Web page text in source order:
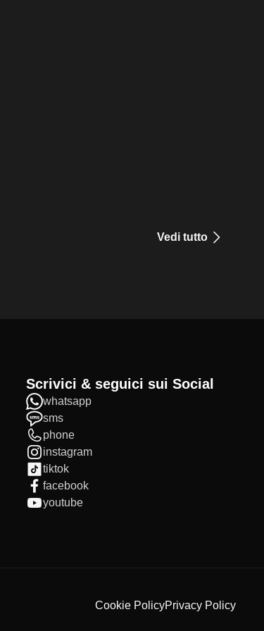
Vedi tutto
Scrivici & seguici sui Social
whatsapp
sms
phone
instagram
tiktok
facebook
youtube
Cookie PolicyPrivacy Policy